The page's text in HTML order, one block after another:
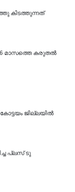
കിടത്തുന്നത്
6 മാസത്തെ കരുതൽ
ജില്ലയിൽ
പ്ലസ് ടു